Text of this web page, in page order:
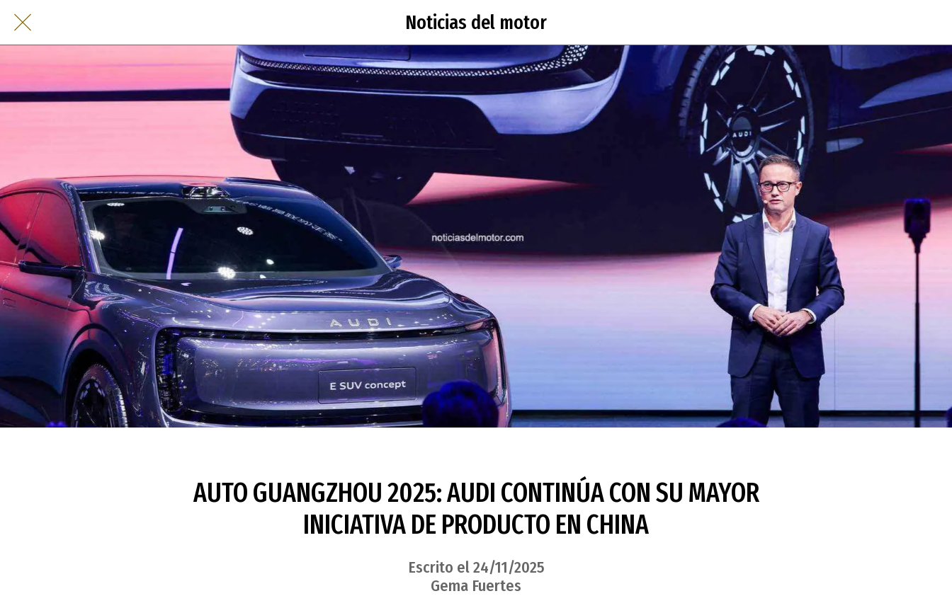
Noticias del motor
AUTO GUANGZHOU 2025: AUDI CONTINÚA CON SU MAYOR
INICIATIVA DE PRODUCTO EN CHINA
Escrito el 24/11/2025
Gema Fuertes